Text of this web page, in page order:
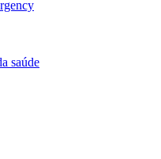
saúde